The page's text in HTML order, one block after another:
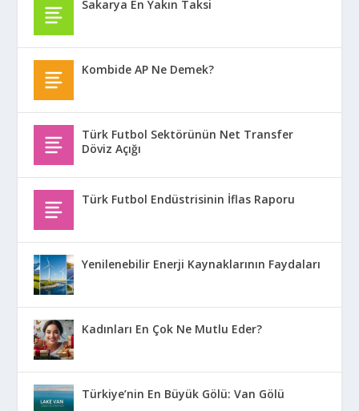
Sakarya En Yakın Taksi
Kombide AP Ne Demek?
Türk Futbol Sektörünün Net Transfer
Döviz Açığı
Türk Futbol Endüstrisinin İflas Raporu
Yenilenebilir Enerji Kaynaklarının Faydaları
Kadınları En Çok Ne Mutlu Eder?
Türkiye’nin En Büyük Gölü: Van Gölü